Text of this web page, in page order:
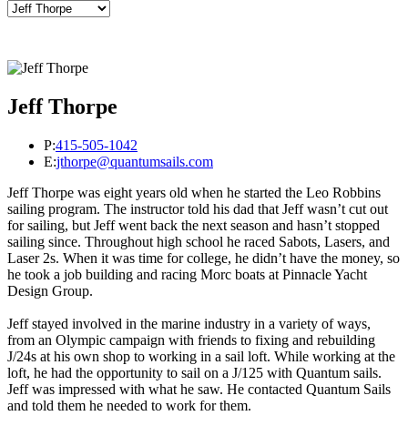
Jeff Thorpe
P:415-505-1042
E:jthorpe@quantumsails.com
Jeff Thorpe was eight years old when he started the Leo Robbins
sailing program. The instructor told his dad that Jeff wasn’t cut out
for sailing, but Jeff went back the next season and hasn’t stopped
sailing since. Throughout high school he raced Sabots, Lasers, and
Laser 2s. When it was time for college, he didn’t have the money, so
he took a job building and racing Morc boats at Pinnacle Yacht
Design Group.
Jeff stayed involved in the marine industry in a variety of ways,
from an Olympic campaign with friends to fixing and rebuilding
J/24s at his own shop to working in a sail loft. While working at the
loft, he had the opportunity to sail on a J/125 with Quantum sails.
Jeff was impressed with what he saw. He contacted Quantum Sails
and told them he needed to work for them.